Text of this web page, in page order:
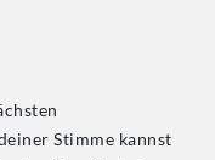
Stimme kannst